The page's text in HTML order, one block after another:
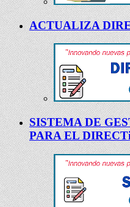
ACTUALIZA
SISTEMA DE
PARA EL